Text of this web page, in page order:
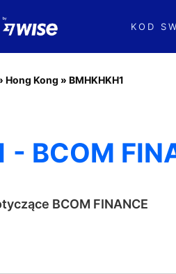
KOD
Hong Kong » BMHKHKH1
- BCOM
BCOM FINANCE